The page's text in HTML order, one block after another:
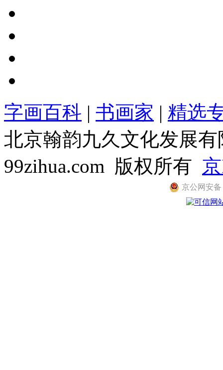
字画百科 | 书画家 | 精选
北京翰韵九久文化发展
99zihua.com 版权所有
京公网安备